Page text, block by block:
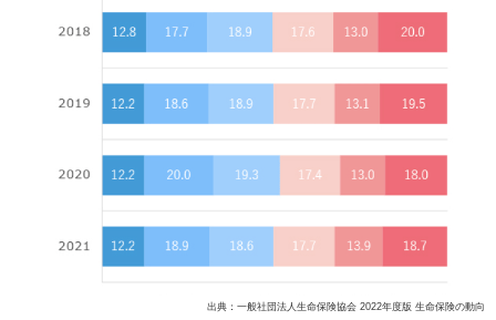
出典：一般社団法人生命保険協会 2022年度版 生命保険の動向